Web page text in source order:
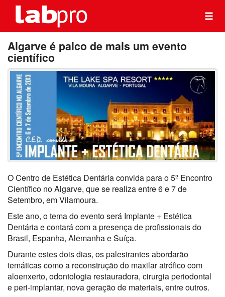
Algarve é palco de mais um evento
científico
O Centro de Estética Dentária convida para o 5º Encontro
Científico no Algarve, que se realiza entre 6 e 7 de
Setembro, em Vilamoura.
Este ano, o tema do evento será Implante + Estética
Dentária e contará com a presença de profissionais do
Brasil, Espanha, Alemanha e Suíça.
Durante estes dois dias, os palestrantes abordarão
temáticas como a reconstrução do maxilar atrófico com
aloenxerto, odontologia restauradora, cirurgia periodontal
e peri-implantar, nova geração de materiais, entre outros.